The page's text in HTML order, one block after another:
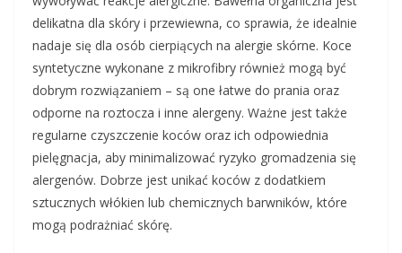
delikatna dla skóry i przewiewna, co sprawia, że idealnie
nadaje się dla osób cierpiących na alergie skórne. Koce
syntetyczne wykonane z mikrofibry również mogą być
dobrym rozwiązaniem – są one łatwe do prania oraz
odporne na roztocza i inne alergeny. Ważne jest także
regularne czyszczenie koców oraz ich odpowiednia
pielęgnacja, aby minimalizować ryzyko gromadzenia się
alergenów. Dobrze jest unikać koców z dodatkiem
sztucznych włókien lub chemicznych barwników, które
mogą podrażniać skórę.